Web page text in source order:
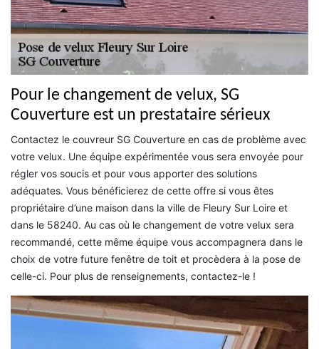
Pour le changement de velux, SG
Couverture est un prestataire sérieux
Contactez le couvreur SG Couverture en cas de problème avec
votre velux. Une équipe expérimentée vous sera envoyée pour
régler vos soucis et pour vous apporter des solutions
adéquates. Vous bénéficierez de cette offre si vous êtes
propriétaire d’une maison dans la ville de Fleury Sur Loire et
dans le 58240. Au cas où le changement de votre velux sera
recommandé, cette même équipe vous accompagnera dans le
choix de votre future fenêtre de toit et procèdera à la pose de
celle-ci. Pour plus de renseignements, contactez-le !